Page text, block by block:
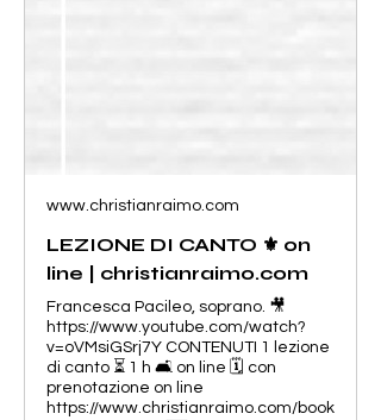
www.christianraimo.com
LEZIONE DI CANTO ⚜️ on
line | christianraimo.com
Francesca Pacileo, soprano. 🎥
https://www.youtube.com/watch?
v=oVMsiGSrj7Y CONTENUTI 1 lezione
di canto ⏳ 1 h 🛋️ on line 🗓️ con
prenotazione on line
https://www.christianraimo.com/book